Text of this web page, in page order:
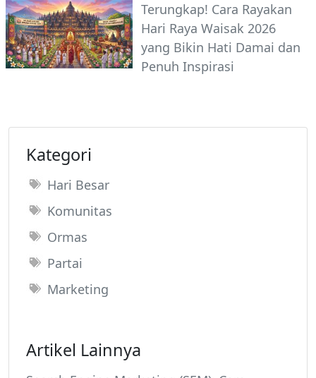
Terungkap! Cara Rayakan
Hari Raya Waisak 2026
yang Bikin Hati Damai dan
Penuh Inspirasi
Kategori
Hari Besar
Komunitas
Ormas
Partai
Marketing
Artikel Lainnya